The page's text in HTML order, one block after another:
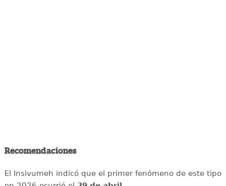
Recomendaciones
El Insivumeh indicó que el primer fenómeno de este tipo